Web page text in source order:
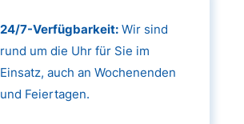
24/7-Verfügbarkeit:Wir sind
rund um die Uhr für Sie im
Einsatz, auch an Wochenenden
und Feiertagen.